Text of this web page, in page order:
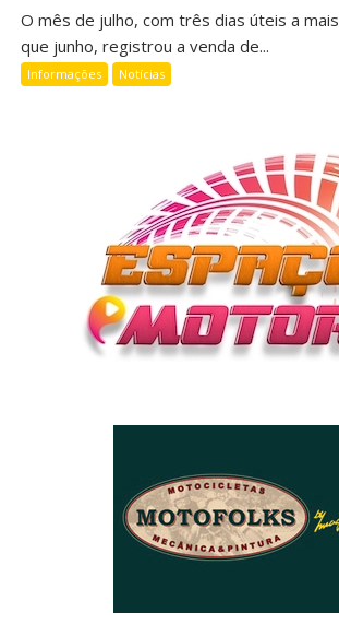
O mês de julho, com três dias úteis a mais
que junho, registrou a venda de...
Informações Notícias